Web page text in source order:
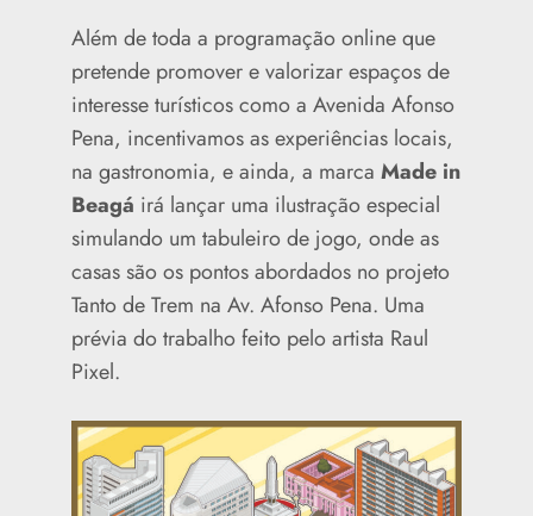
Além de toda a programação online que
pretende promover e valorizar espaços de
interesse turísticos como a Avenida Afonso
Pena, incentivamos as experiências locais,
na gastronomia, e ainda, a marca Made in
Beagá irá lançar uma ilustração especial
simulando um tabuleiro de jogo, onde as
casas são os pontos abordados no projeto
Tanto de Trem na Av. Afonso Pena. Uma
prévia do trabalho feito pelo artista Raul
Pixel.